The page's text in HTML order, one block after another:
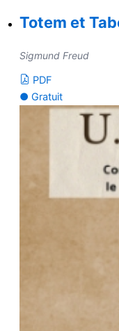
Totem et
Sigmund Freud
PDF
● Gratuit